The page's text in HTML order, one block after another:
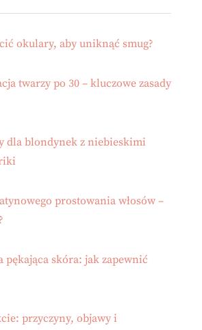
okulary, aby uniknąć smug?
twarzy po 30 – kluczowe zasady
dla blondynek z niebieskimi
prostowania włosów –
skóra: jak zapewnić
przyczyny, objawy i